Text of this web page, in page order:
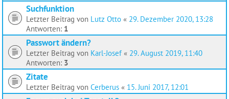
Suchfunktion
Letzter Beitrag von Lutz Otto « 29. Dezember 2020, 13:28
Antworten: 1
Passwort ändern?
Letzter Beitrag von Karl-Josef« 29. August 2019, 11:40
Antworten: 3
Zitate
Letzter Beitrag von Cerberus « 15. Juni 2017, 12:01